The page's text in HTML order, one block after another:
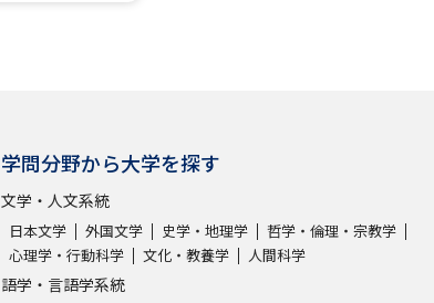
受験情報リンク
学問分野から大学を探す
文学・人文系統
日本文学 外国文学 史学・地理学
哲学・倫理・宗教学
心理学・行動科学
文化・教養学 人間科学
語学・言語学系統